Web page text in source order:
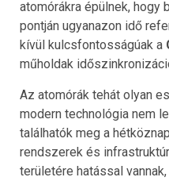
atomórákra épülnek, hogy
pontján ugyanazon idő
kívül kulcsfontosságúak a
műholdak
Az atomórák tehát olyan
modern technológia nem
találhatók meg a
rendszerek és
területére hatással